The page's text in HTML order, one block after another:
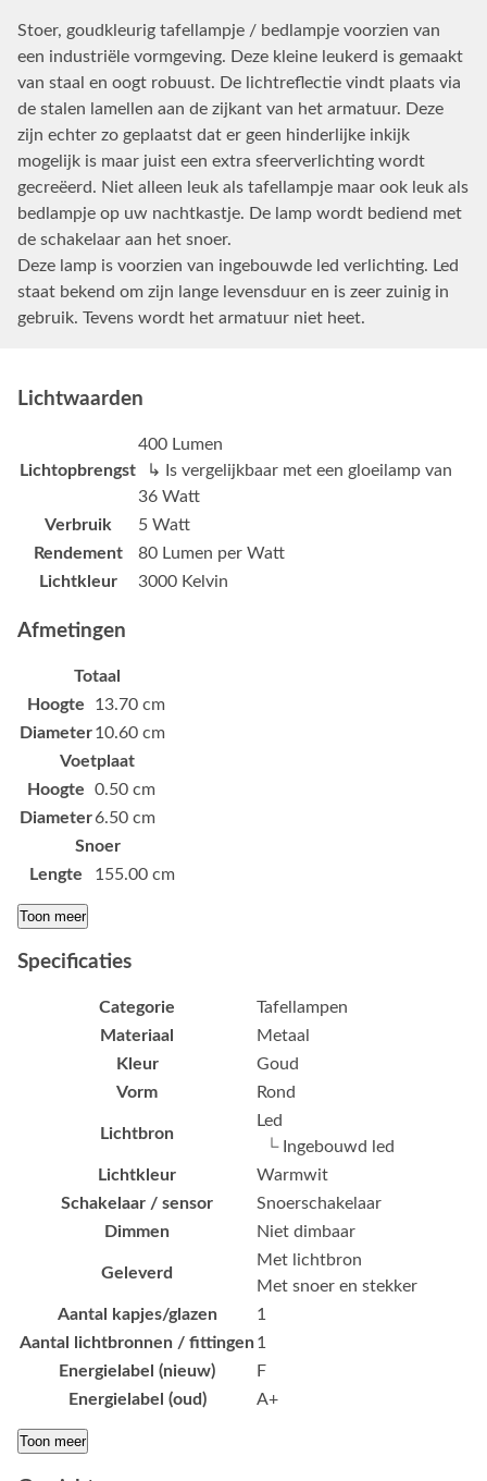
Stoer, goudkleurig tafellampje / bedlampje voorzien van
een industriële vormgeving. Deze kleine leukerd is gemaakt
van staal en oogt robuust. De lichtreflectie vindt plaats via
de stalen lamellen aan de zijkant van het armatuur. Deze
zijn echter zo geplaatst dat er geen hinderlijke inkijk
mogelijk is maar juist een extra sfeerverlichting wordt
gecreëerd. Niet alleen leuk als tafellampje maar ook leuk als
bedlampje op uw nachtkastje. De lamp wordt bediend met
de schakelaar aan het snoer.
Deze lamp is voorzien van ingebouwde led verlichting. Led
staat bekend om zijn lange levensduur en is zeer zuinig in
gebruik. Tevens wordt het armatuur niet heet.
Lichtwaarden
Lichtopbrengst
400 Lumen
↳ Is vergelijkbaar met een gloeilamp van
36 Watt
Verbruik
5 Watt
Rendement
80 Lumen per Watt
Lichtkleur
3000 Kelvin
Afmetingen
Totaal
Hoogte
13.70 cm
Diameter10.60 cm
Voetplaat
Hoogte
0.50 cm
Diameter6.50 cm
Snoer
Lengte
155.00 cm
Toon meer
Specificaties
Categorie
Tafellampen
Materiaal
Metaal
Kleur
Goud
Vorm
Rond
Lichtbron
Led
└ Ingebouwd led
Lichtkleur
Warmwit
Schakelaar / sensor
Snoerschakelaar
Dimmen
Niet dimbaar
Geleverd
Met lichtbron
Met snoer en stekker
Aantal kapjes/glazen
1
Aantal lichtbronnen / fittingen 1
Energielabel (nieuw)
F
Energielabel (oud)
A+
Toon meer